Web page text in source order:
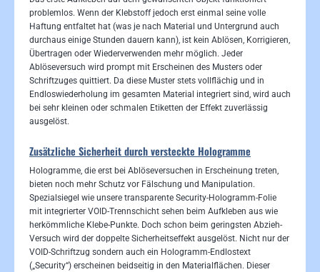
problemlos. Wenn der Klebstoff jedoch erst einmal seine volle
Haftung entfaltet hat (was je nach Material und Untergrund auch
durchaus einige Stunden dauern kann), ist kein Ablösen, Korrigieren,
Übertragen oder Wiederverwenden mehr möglich. Jeder
Ablöseversuch wird prompt mit Erscheinen des Musters oder
Schriftzuges quittiert. Da diese Muster stets vollflächig und in
Endloswiederholung im gesamten Material integriert sind, wird auch
bei sehr kleinen oder schmalen Etiketten der Effekt zuverlässig
ausgelöst.
Zusätzliche Sicherheit durch versteckte Hologramme
Hologramme, die erst bei Ablöseversuchen in Erscheinung treten,
bieten noch mehr Schutz vor Fälschung und Manipulation.
Spezialsiegel wie unsere transparente Security-Hologramm-Folie
mit integrierter VOID-Trennschicht sehen beim Aufkleben aus wie
herkömmliche Klebe-Punkte. Doch schon beim geringsten Abzieh-
Versuch wird der doppelte Sicherheitseffekt ausgelöst. Nicht nur der
VOID-Schriftzug sondern auch ein Hologramm-Endlostext
(„Security“) erscheinen beidseitig in den Materialflächen. Dieser